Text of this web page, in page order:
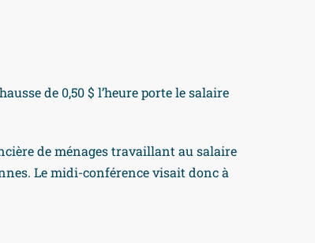
de 0,50 $ l’heure porte le salaire
de ménages travaillant au salaire
Le midi-conférence visait donc à